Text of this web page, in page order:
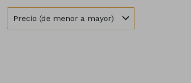
Precio (de menor a mayor)